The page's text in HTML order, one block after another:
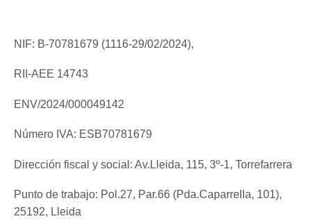
NIF: B-70781679 (1116-29/02/2024),
RII-AEE 14743
ENV/2024/000049142
Número IVA: ESB70781679
Dirección fiscal y social: Av.Lleida, 115, 3º-1, Torrefarrera
Punto de trabajo: Pol.27, Par.66 (Pda.Caparrella, 101),
25192, Lleida